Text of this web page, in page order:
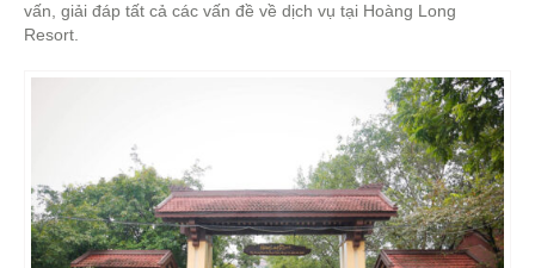
vấn, giải đáp tất cả các vấn đề về dịch vụ tại Hoàng Long
Resort.